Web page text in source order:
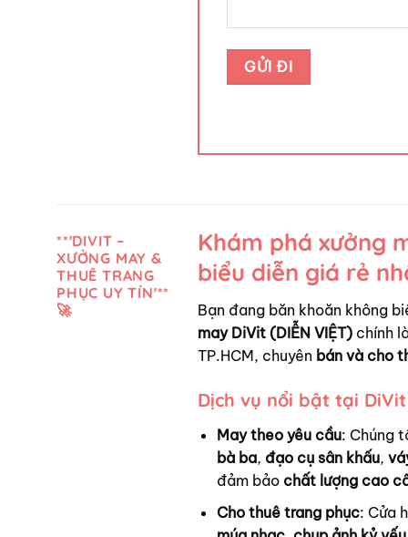
**'DIVIT –
XƯỞNG MAY &
THUÊ TRANG
PHỤC UY TÍN'**
🚀
Khám phá xưởng
biểu diễn giá rẻ
Bạn đang băn khoăn không
may DiVit (DIỄN VIỆT)chính
TP.HCM, chuyên bán và cho
Dịch vụ nổi bật tại DiVit
May theo yêu cầu: Chúng
bà ba, đạo cụ sân khấu,
đảm bảo chất lượng cao
Cho thuê trang phục: Cửa